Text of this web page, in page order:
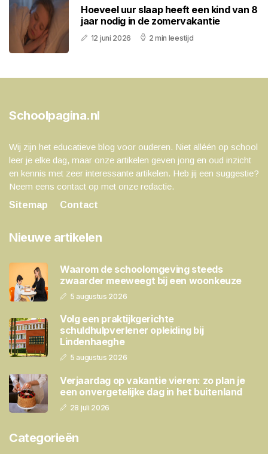
Hoeveel uur slaap heeft een kind van 8
jaar nodig in de zomervakantie
12 juni 2026 2 min leestijd
Schoolpagina.nl
Wij zijn het educatieve blog voor ouderen. Niet alléén op school
leer je elke dag, maar onze artikelen geven jong en oud inzicht
en kennis met zeer interessante artikelen. Heb jij een suggestie?
Neem eens contact op met onze redactie.
Sitemap
Contact
Nieuwe artikelen
Waarom de schoolomgeving steeds
zwaarder meeweegt bij een woonkeuze
5 augustus 2026
Volg een praktijkgerichte
schuldhulpverlener opleiding bij
Lindenhaeghe
5 augustus 2026
Verjaardag op vakantie vieren: zo plan je
een onvergetelijke dag in het buitenland
28 juli 2026
Categorieën